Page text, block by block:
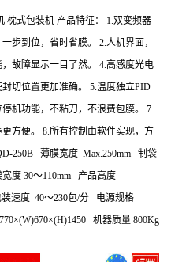
式包装机 产品特征： 1.双变频器
步到位，省时省膜。 2.人机界面，
故障显示一目了然。 4.高感度光电
切位置更加准确。 5.温度独立PID
机功能，不粘刀，不浪费包膜。 7.
方便。 8.所有控制由软件实现，方
250B 薄膜宽度 Max.250mm 制袋
度 30～110mm 产品高度
速度 40～230包/分 电源规格
机器质量 800Kg